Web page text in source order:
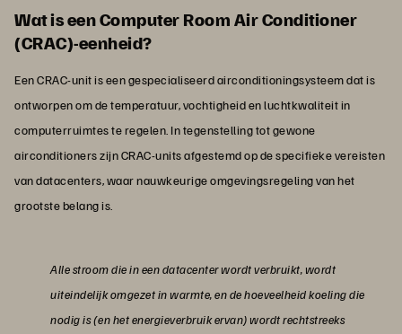
Wat is een Computer Room Air Conditioner
(CRAC)-eenheid?
Een CRAC-unit is een gespecialiseerd airconditioningsysteem dat is
ontworpen om de temperatuur, vochtigheid en luchtkwaliteit in
computerruimtes te regelen. In tegenstelling tot gewone
airconditioners zijn CRAC-units afgestemd op de specifieke vereisten
van datacenters, waar nauwkeurige omgevingsregeling van het
grootste belang is.
Alle stroom die in een datacenter wordt verbruikt, wordt
uiteindelijk omgezet in warmte, en de hoeveelheid koeling die
nodig is (en het energieverbruik ervan) wordt rechtstreeks